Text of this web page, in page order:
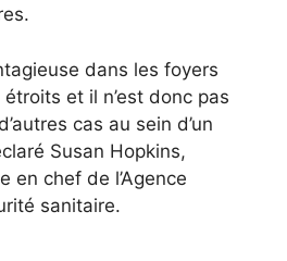
dans les foyers
et il n’est donc pas
cas au sein d’un
Susan Hopkins,
en chef de l’Agence
sanitaire.